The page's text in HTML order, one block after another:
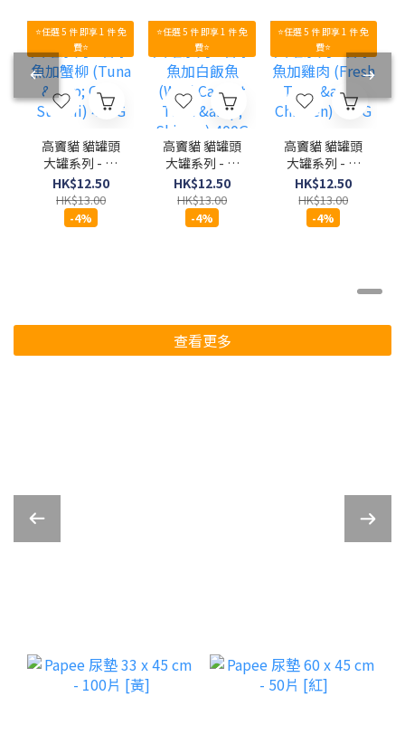
⭐任選 5 件 即享 1 件 免
費⭐
高竇貓 貓罐頭
大罐系列 - 吞
拿魚加蟹柳
(Tuna & Crab
Surimi) 400G
HK$12.50
HK$13.00
-4%
⭐任選 5 件 即享 1 件 免
費⭐
高竇貓 貓罐頭
大罐系列 - 吞
拿魚加白飯魚
(Wild Caught
Tuna &
Shirasu)
HK$12.50
HK$13.00
-4%
⭐任選 5 件 即享 1 件 免
費⭐
高竇貓 貓罐頭
大罐系列 - 吞
拿魚加雞肉
(Fresh Tuna
& Chicken)
400G
HK$12.50
HK$13.00
-4%
查看更多